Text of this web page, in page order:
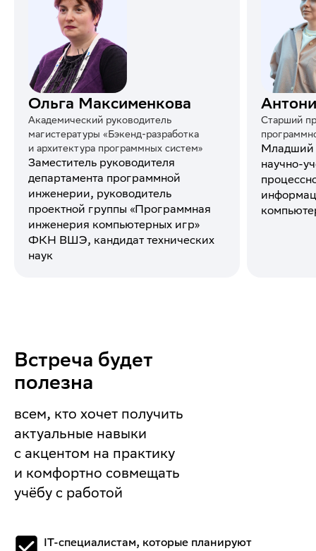
Ольга Максименкова
Академический руководитель
магистературы «Бэкенд-разработка
и архитектура программных систем»
Заместитель руководителя
департамента программной
инженерии, руководитель
проектной группы «Программная
инженерия компьютерных игр»
ФКН ВШЭ, кандидат технических
наук
Старший
Младший
научно-
Встреча будет
полезна
всем, кто хочет получить
актуальные навыки
с акцентом на практику
и комфортно совмещать
учёбу с работой
IT-специалистам, которые планируют